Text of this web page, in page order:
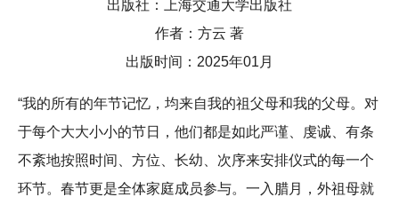
出版社：上海交通大学出版社
作者：方云 著
出版时间：2025年01月
“我的所有的年节记忆，均来自我的祖父母和我的父母。对
于每个大大小小的节日，他们都是如此严谨、虔诚、有条
不紊地按照时间、方位、长幼、次序来安排仪式的每一个
环节。春节更是全体家庭成员参与。一入腊月，外祖母就